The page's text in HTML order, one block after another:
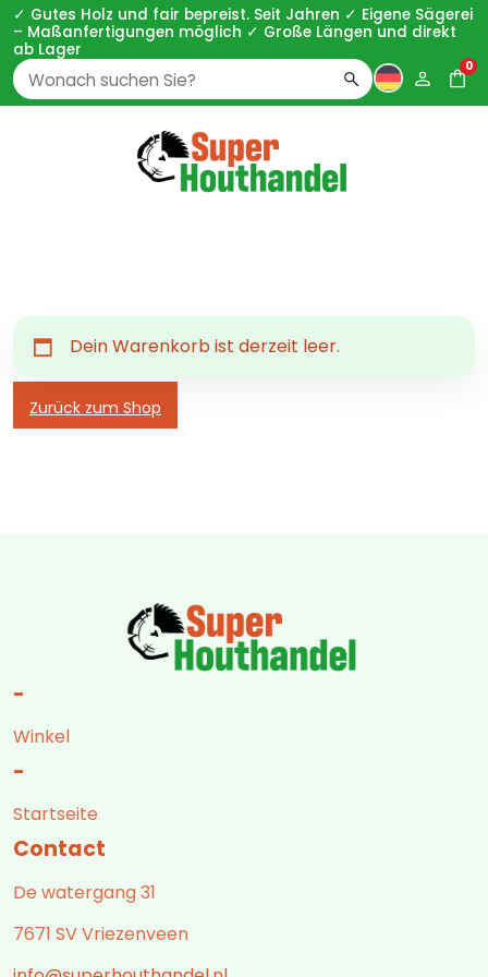
✓ Gutes Holz und fair bepreist. Seit Jahren ✓ Eigene Sägerei
– Maßanfertigungen möglich ✓ Große Längen und direkt
ab Lager
Zoeken
naar:
0
Dein Warenkorb ist derzeit leer.
Zurück zum Shop
-
Winkel
-
Startseite
Contact
De watergang 31
7671 SV Vriezenveen